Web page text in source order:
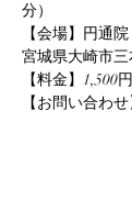
分）
【会場】円通
宮城県大崎市
【料金】1,500
【お問い合わせ